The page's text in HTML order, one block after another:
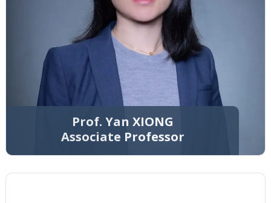
Prof. Yan XIONG
Associate Professor